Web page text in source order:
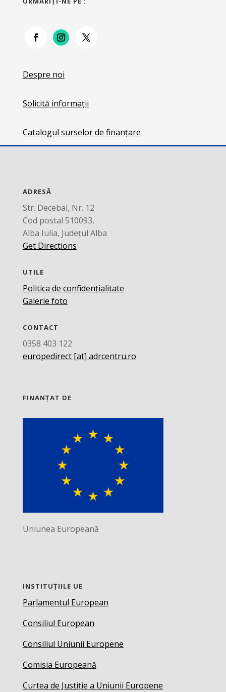
Despre noi
Solicită informații
Catalogul surselor de finanțare
ADRESĂ
Str. Decebal, Nr. 12
Cod postal 510093,
Alba Iulia, Județul Alba
Get Directions
UTILE
Politica de confidențialitate
Galerie foto
CONTACT
0358 403 122
europedirect [at] adrcentru.ro
FINANȚAT DE
Uniunea Europeană
INSTITUȚIILE UE
Parlamentul European
Consiliul European
Consiliul Uniunii Europene
Comisia Europeană
Curtea de Justiție a Uniunii Europene